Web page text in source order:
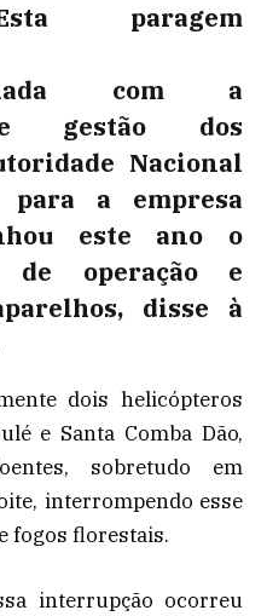
paragem
com a
gestão dos
Nacional
a empresa
este ano o
de operação e
disse à
dois helicópteros
e Santa Comba Dão,
sobretudo em
interrompendo esse
fogos florestais.
interrupção ocorreu